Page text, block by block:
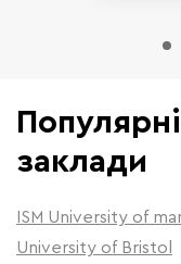
заклади
ISM University of
University of Bristol